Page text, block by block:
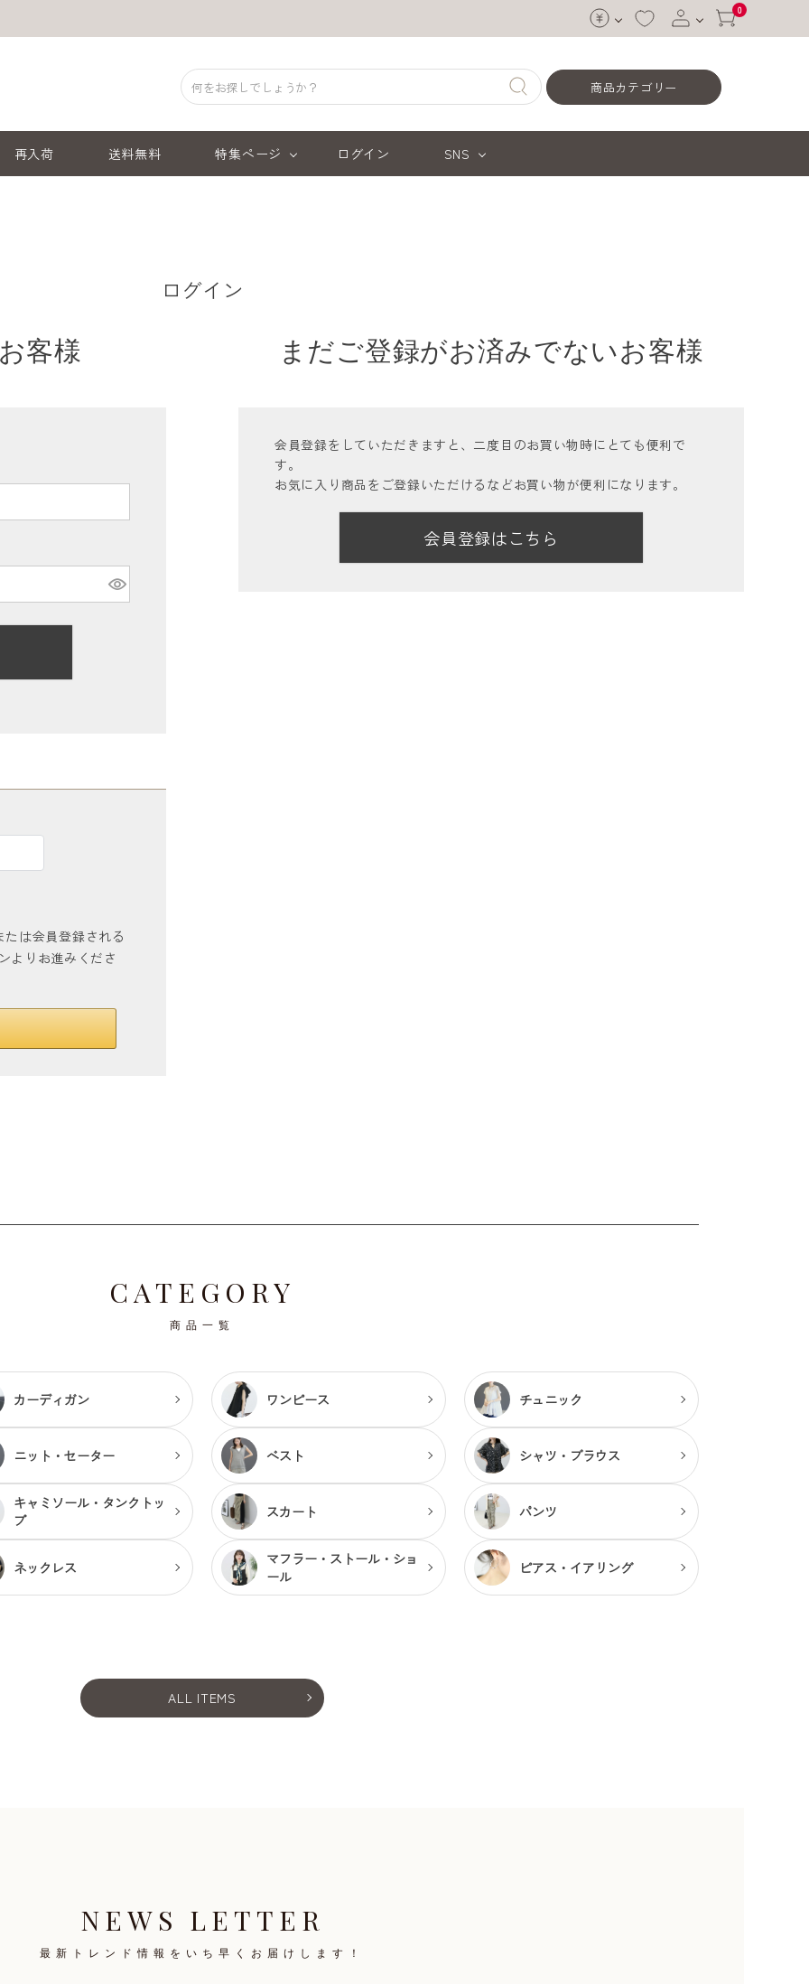
会員登録
0
商品カテゴリー
再入荷 送料無料 特集ページ ログイン SNS
ログイン
客様
は会員登録される
よりお進みくださ
まだご登録がお済みでないお客様
会員登録をしていただきますと、二度目のお買い物時にとても便利で
す。
お気に入り商品をご登録いただけるなどお買い物が便利になります。
会員登録はこちら
CATEGORY
商品一覧
カーディガン ワンピース チュニック
ニット・セーター ベスト シャツ・ブラウス
キャミソール・ タンクトッ
プ
スカート パンツ
ネックレス
マフラー・ストール・ショ
ール
ピアス・ イアリング
ALL ITEMS
NEWS LETTER
最新トレンド情報を いち早くお届けします！